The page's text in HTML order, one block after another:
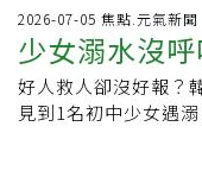
2026-07-05 焦點.元氣新聞
少女溺水沒
褻求償巨款
好人救人卻沒好報？
見到1名初中少女遇